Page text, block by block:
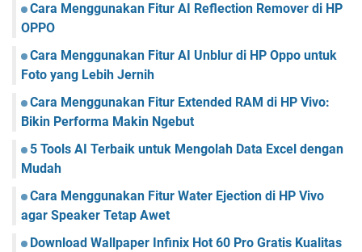
Cara Menggunakan Fitur AI Reflection Remover di HP
OPPO
Cara Menggunakan Fitur AI Unblur di HP Oppo untuk
Foto yang Lebih Jernih
Cara Menggunakan Fitur Extended RAM di HP Vivo:
Bikin Performa Makin Ngebut
5 Tools AI Terbaik untuk Mengolah Data Excel dengan
Mudah
Cara Menggunakan Fitur Water Ejection di HP Vivo
agar Speaker Tetap Awet
Download Wallpaper Infinix Hot 60 Pro Gratis Kualitas